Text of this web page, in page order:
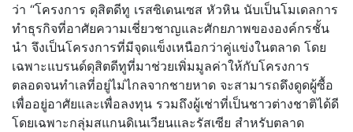
ว่า “โครงการ ดุสิตดีทู เรสซิเดนเซส หัวหิน นับเป็นโมเดลการ
ทำธุรกิจที่อาศัยความเชี่ยวชาญและศักยภาพขององค์กรชั้น
นำ จึงเป็นโครงการที่มีจุดแข็งเหนือกว่าคู่แข่งในตลาด โดย
เฉพาะแบรนด์ดุสิตดีทูที่มาช่วยเพิ่มมูลค่าให้กับโครงการ
ตลอดจนทำเลที่อยู่ไม่ไกลจากชายหาด จะสามารถดึงดูดผู้ซื้อ
เพื่ออยู่อาศัยและเพื่อลงทุน รวมถึงผู้เช่าที่เป็นชาวต่างชาติได้ดี
โดยเฉพาะกลุ่มสแกนดิเนเวียนและรัสเซีย สำหรับตลาด